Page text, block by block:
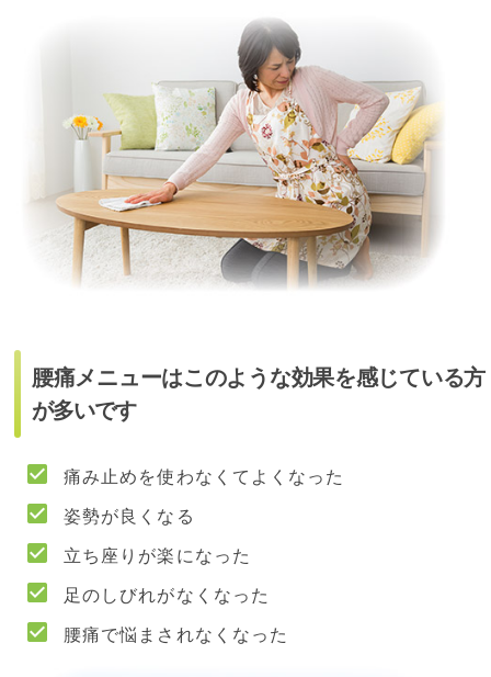
腰痛メニューはこのような効果を感じている方
が多いです
痛み止めを使わなくてよくなった
姿勢が良くなる
立ち座りが楽になった
足のしびれがなくなった
腰痛で悩まされなくなった